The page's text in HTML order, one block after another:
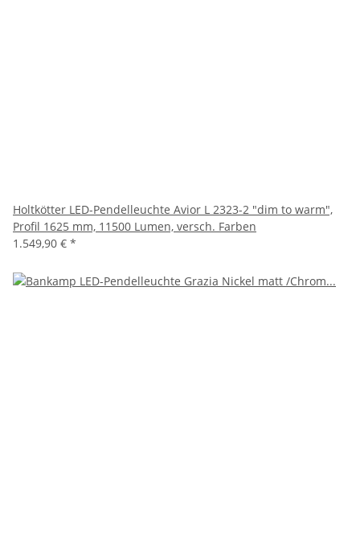
Holtkötter LED-Pendelleuchte Avior L 2323-2 "dim to warm",
Profil 1625 mm, 11500 Lumen, versch. Farben
1.549,90 € *